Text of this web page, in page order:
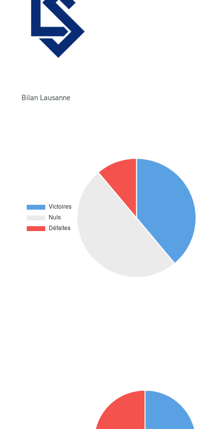
Bilan Lausanne